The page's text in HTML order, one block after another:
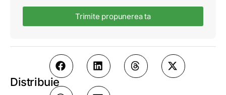
Trimite propunerea ta
Distribuie